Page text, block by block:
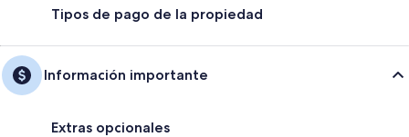
Tipos de pago de la propiedad
Información importante
Extras opcionales